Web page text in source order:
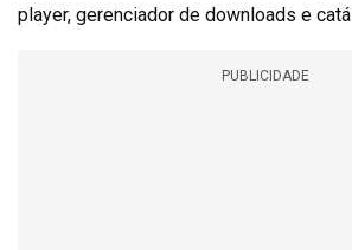
player, gerenciador de downloads e
PUBLICIDADE